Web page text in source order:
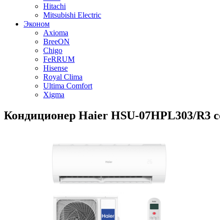
Hitachi
Mitsubishi Electric
Эконом
Axioma
BreeON
Chigo
FeRRUM
Hisense
Royal Clima
Ultima Comfort
Xigma
Кондиционер Haier HSU-07HPL303/R3